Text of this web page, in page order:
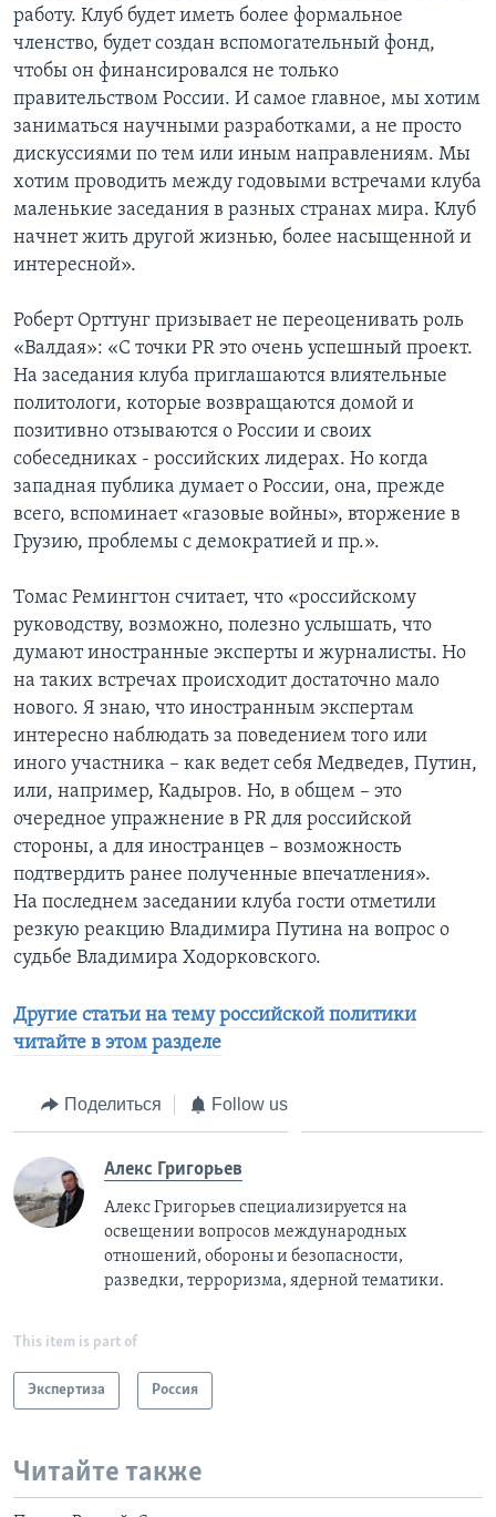
работу. Клуб будет иметь более формальное
членство, будет создан вспомогательный фонд,
чтобы он финансировался не только
правительством России. И самое главное, мы хотим
заниматься научными разработками, а не просто
дискуссиями по тем или иным направлениям. Мы
хотим проводить между годовыми встречами клуба
маленькие заседания в разных странах мира. Клуб
начнет жить другой жизнью, более насыщенной и
интересной».
Роберт Орттунг призывает не переоценивать роль
«Валдая»: «С точки PR это очень успешный проект.
На заседания клуба приглашаются влиятельные
политологи, которые возвращаются домой и
позитивно отзываются о России и своих
собеседниках - российских лидерах. Но когда
западная публика думает о России, она, прежде
всего, вспоминает «газовые войны», вторжение в
Грузию, проблемы с демократией и пр.».
Томас Ремингтон считает, что «российскому
руководству, возможно, полезно услышать, что
думают иностранные эксперты и журналисты. Но
на таких встречах происходит достаточно мало
нового. Я знаю, что иностранным экспертам
интересно наблюдать за поведением того или
иного участника – как ведет себя Медведев, Путин,
или, например, Кадыров. Но, в общем – это
очередное упражнение в PR для российской
стороны, а для иностранцев – возможность
подтвердить ранее полученные впечатления».
На последнем заседании клуба гости отметили
резкую реакцию Владимира Путина на вопрос о
судьбе Владимира Ходорковского.
Другие статьи на тему российской политики
читайте в этом разделе
Поделиться Follow us
Алекс Григорьев
Алекс Григорьев специализируется на
освещении вопросов международных
отношений, обороны и безопасности,
разведки, терроризма, ядерной тематики.
This item is part of
Экспертиза Россия
Читайте также